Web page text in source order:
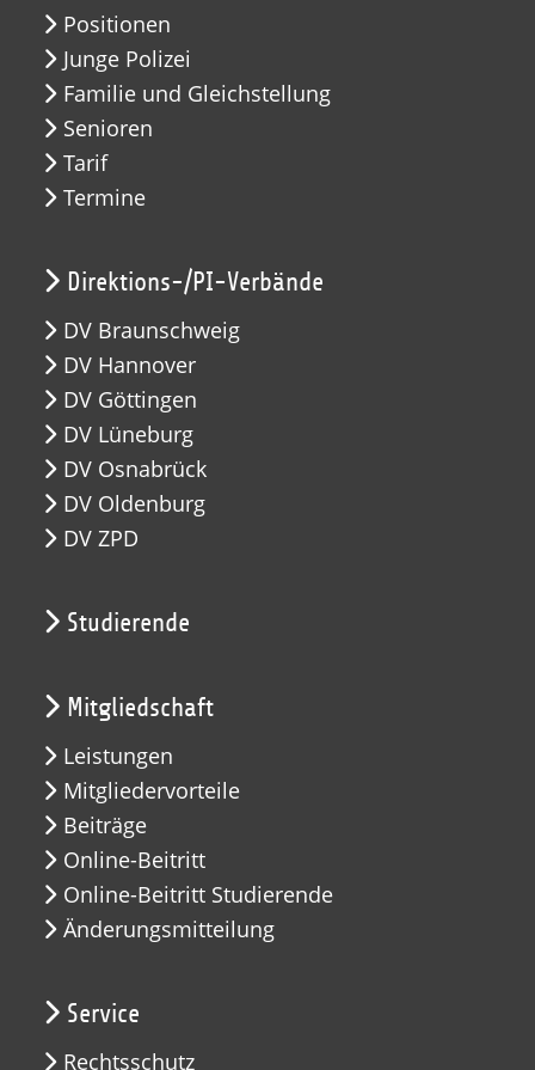
Positionen
Junge Polizei
Familie und Gleichstellung
Senioren
Tarif
Termine
Direktions-/PI-Verbände
DV Braunschweig
DV Hannover
DV Göttingen
DV Lüneburg
DV Osnabrück
DV Oldenburg
DV ZPD
Studierende
Mitgliedschaft
Leistungen
Mitgliedervorteile
Beiträge
Online-Beitritt
Online-Beitritt Studierende
Änderungsmitteilung
Service
Rechtsschutz